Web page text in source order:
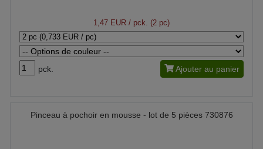
1,47 EUR / pck. (2 pc)
pck. Ajouter au panier
Pinceau à pochoir en mousse - lot de 5 pièces 730876